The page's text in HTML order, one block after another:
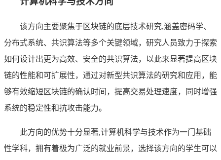
该方向主要聚焦于区块链的底层技术研究,涵盖密码学、
分布式系统、共识算法等多个关键领域，研究人员致力于探索
如何设计出更为高效、安全的共识算法，以此来显著提高区块
链的性能和可扩展性，通过对新型共识算法的研究和应用，能
够有效缩短区块链的确认时间，提高交易处理速度，同时增强
系统的稳定性和抗攻击能力。
此方向的优势十分显著,计算机科学与技术作为一门基础
性学科，拥有着极为广泛的就业前景，选择该方向的学生可以